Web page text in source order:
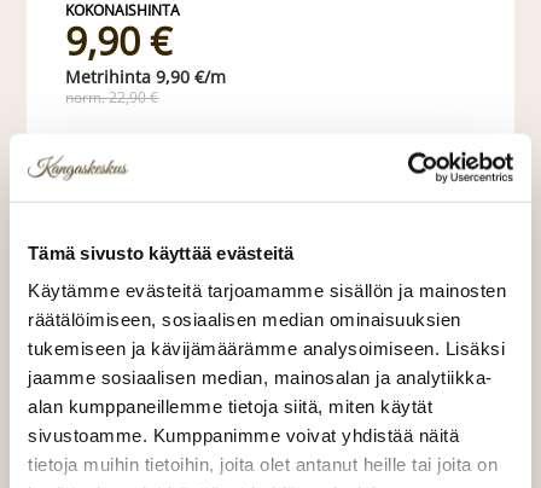
Tämä sivusto käyttää evästeitä
Käytämme evästeitä tarjoamamme sisällön ja mainosten
räätälöimiseen, sosiaalisen median ominaisuuksien
tukemiseen ja kävijämäärämme analysoimiseen. Lisäksi
jaamme sosiaalisen median, mainosalan ja analytiikka-
alan kumppaneillemme tietoja siitä, miten käytät
sivustoamme. Kumppanimme voivat yhdistää näitä
tietoja muihin tietoihin, joita olet antanut heille tai joita on
9,90 €
9,90 €/m
norm. 22,90 €
LISÄÄ OSTOSKORIIN
Valitse mukaan ompelupalvelu
(sis. työn ja tarvikkeet)
VERHOJEN MÄÄRÄ: